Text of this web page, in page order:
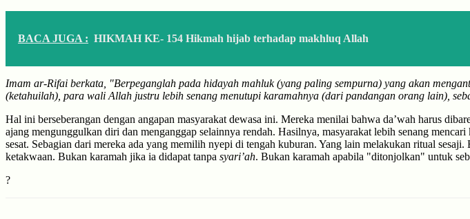
BACA JUGA : HIKMAH KE- 154 Hikmah hijab terhadap makhluq Allah
Imam ar-Rifai berkata, "Berpeganglah pada hidayah mahluk (yang paling sempurna) yang akan
(ketahuilah), para wali Allah justru lebih senang menutupi karamahnya (dari pandangan orang lain),
Hal ini berseberangan dengan angapan masyarakat dewasa ini. Mereka menilai bahwa da’wah harus
ajang mengunggulkan diri dan menganggap selainnya rendah. Hasilnya, masyarakat lebih senang
sesat. Sebagian dari mereka ada yang memilih nyepi di tengah kuburan. Yang lain melakukan ritual
ketakwaan. Bukan karamah jika ia didapat tanpa syari’ah. Bukan karamah apabila "ditonjolkan" untuk
?